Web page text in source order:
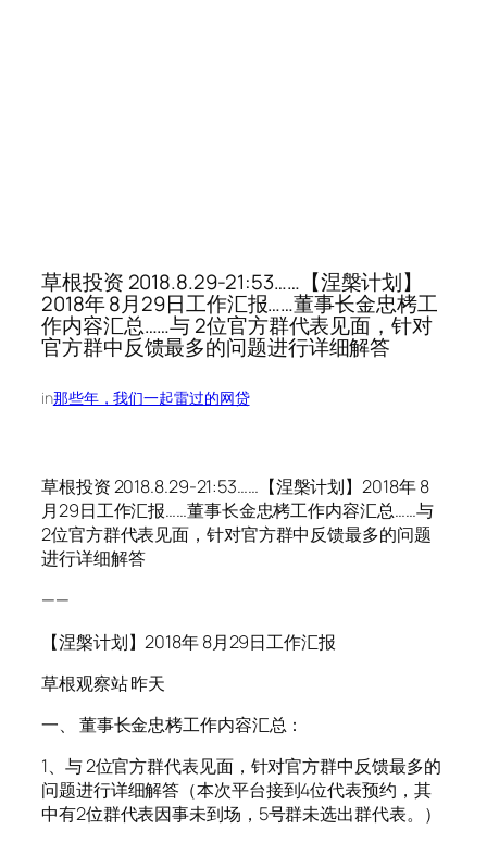
草根投资 2018.8.29-21:53……【涅槃计划】
2018年 8月29日工作汇报……董事长金忠栲工
作内容汇总……与 2位官方群代表见面，针对
官方群中反馈最多的问题进行详细解答
in那些年，我们一起雷过的网贷
草根投资 2018.8.29-21:53……【涅槃计划】2018年 8
月29日工作汇报……董事长金忠栲工作内容汇总……与
2位官方群代表见面，针对官方群中反馈最多的问题
进行详细解答
——
【涅槃计划】2018年 8月29日工作汇报
草根观察站 昨天
一、 董事长金忠栲工作内容汇总：
1、与 2位官方群代表见面，针对官方群中反馈最多的
问题进行详细解答（本次平台接到4位代表预约，其
中有2位群代表因事未到场，5号群未选出群代表。）